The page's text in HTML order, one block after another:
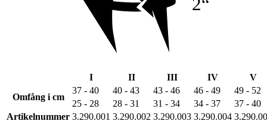
I II III IV
V
Omfång i cm
37 - 40 40 - 43 43 - 46 46 - 49
49 - 52
25 - 28
28 - 31 31 - 34 34 - 37
37 - 40
Artikelnummer 3.290.001 3.290.002 3.290.003 3.290.004